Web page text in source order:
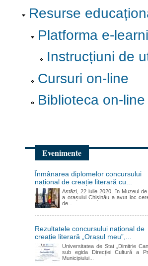
Resurse
Platforma e-
Instrucțiuni de
Cursuri on-line
Biblioteca on-line
Evenimente
Înmânarea diplomelor concursului
național de creație literară cu...
Astăzi, 22 iulie 2020, în Muzeul
a orașului Chișinău a avut loc
de...
Rezultatele concursului național de
creație literară „Orașul meu”,...
Universitatea de Stat „Dimitrie
sub egida Direcției Cultură a
Municipiului...